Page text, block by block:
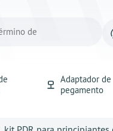
Adaptador de
pegamento